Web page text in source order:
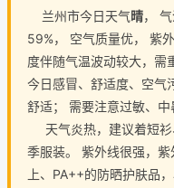
兰州市今日天气晴，
59%， 空气质量优， 紫
度伴随气温波动较大，需
今日感冒、舒适度、空气
舒适； 需要注意过敏、中
天气炎热，建议着短衫
季服装。 紫外线很强，
上、PA++的防晒护肤品